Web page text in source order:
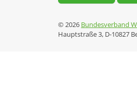
© 2026 Bundesverband
Hauptstraße 3, D-10827